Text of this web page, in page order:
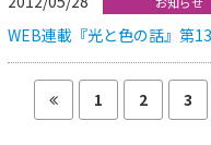
WEB連載『光と色の話』第
1 2 3